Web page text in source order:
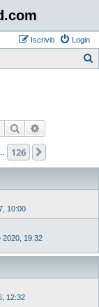
Login
Iscriviti
Cerca
126
10:00
2020, 19:32
12:32